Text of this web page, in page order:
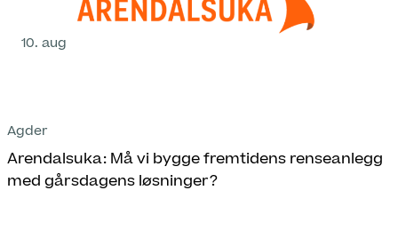
10. aug
Agder
Arendalsuka: Må vi bygge fremtidens renseanlegg
med gårsdagens løsninger?